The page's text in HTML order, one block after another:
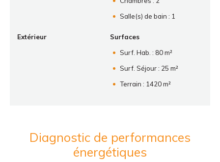
Salle(s) de bain : 1
Extérieur
Surfaces
Surf. Hab. : 80 m²
Surf. Séjour : 25 m²
Terrain : 1420 m²
Diagnostic de performances
énergétiques